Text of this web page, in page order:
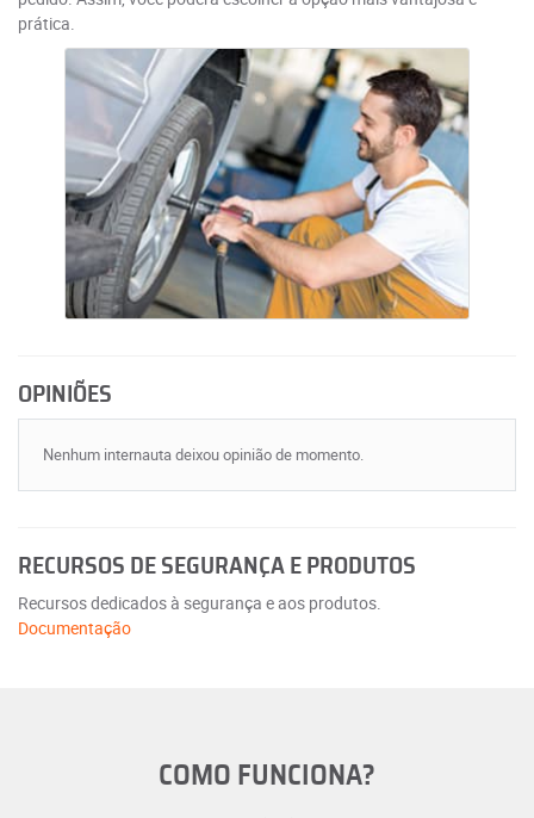
prática.
OPINIÕES
Nenhum internauta deixou opinião de momento.
RECURSOS DE SEGURANÇA E PRODUTOS
Recursos dedicados à segurança e aos produtos.
Documentação
COMO FUNCIONA?